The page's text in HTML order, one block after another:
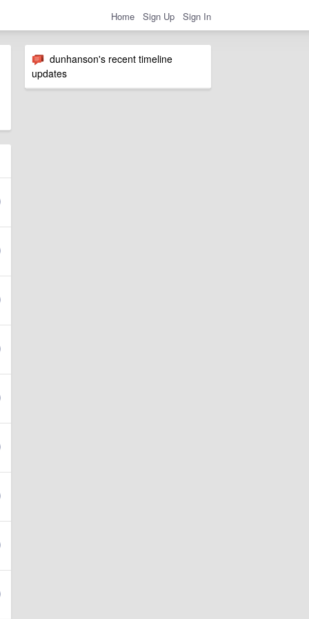
Home Sign Up Sign In
dunhanson's recent timeline
updates